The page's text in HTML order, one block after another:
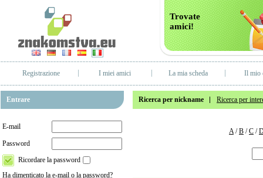
Trovate
amici!
Registrazione I miei amici La mia scheda Il mio
Entrare
E-mail
Password
Ricordare la password
Ha dimenticato la e-mail o la password?
Ricerca per nickname Ricerca per
A/B /C /